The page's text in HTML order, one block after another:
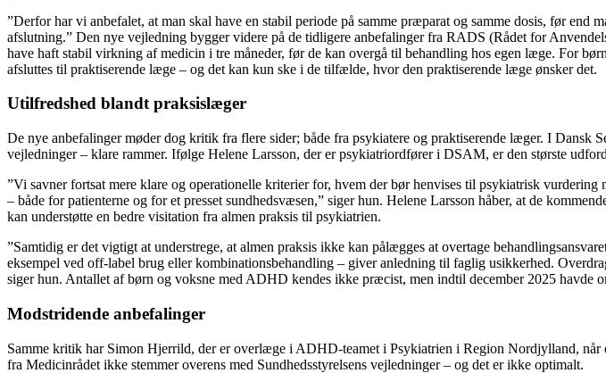
”Derfor har vi anbefalet, at man skal have en stabil periode på samme præparat og samme dosis, før
afslutning.” Den nye vejledning bygger videre på de tidligere anbefalinger fra RADS (Rådet for
have haft stabil virkning af medicin i tre måneder, før de kan overgå til behandling hos egen læge. For
afsluttes til praktiserende læge – og det kan kun ske i de tilfælde, hvor den praktiserende læge ønsker det.
Utilfredshed blandt praksislæger
De nye anbefalinger møder dog kritik fra flere sider; både fra psykiatere og praktiserende læger. I
vejledninger – klare rammer. Ifølge Helene Larsson, der er psykiatriordfører i DSAM, er den største
”Vi savner fortsat mere klare og operationelle kriterier for, hvem der bør henvises til psykiatrisk
– både for patienterne og for et presset sundhedsvæsen,” siger hun. Helene Larsson håber, at de
kan understøtte en bedre visitation fra almen praksis til psykiatrien.
”Samtidig er det vigtigt at understrege, at almen praksis ikke kan pålægges at overtage
eksempel ved off-label brug eller kombinationsbehandling – giver anledning til faglig usikkerhed.
siger hun. Antallet af børn og voksne med ADHD kendes ikke præcist, men indtil december 2025 havde
Modstridende anbefalinger
Samme kritik har Simon Hjerrild, der er overlæge i ADHD-teamet i Psykiatrien i Region Nordjylland,
fra Medicinrådet ikke stemmer overens med Sundhedsstyrelsens vejledninger – og det er ikke optimalt.